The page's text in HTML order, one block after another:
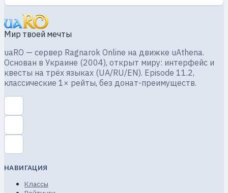
Мир твоей мечты
uaRO — сервер Ragnarok Online на движке uAthena.
Основан в Украине (2004), открыт миру: интерфейс и
квесты на трёх языках (UA/RU/EN). Episode 11.2,
классические 1× рейты, без донат-преимуществ.
НАВИГАЦИЯ
Классы